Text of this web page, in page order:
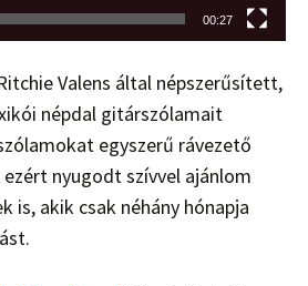
00:27
Valens által népszerűsített,
népdal gitárszólamait
egyszerű rávezető
nyugodt szívvel ajánlom
is, akik csak néhány hónapja